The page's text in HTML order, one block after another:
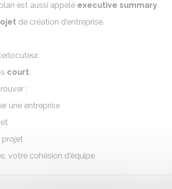
est aussi appelé executive summary.
de création d'entreprise.
court.
:
une entreprise
projet
votre cohésion d'équipe